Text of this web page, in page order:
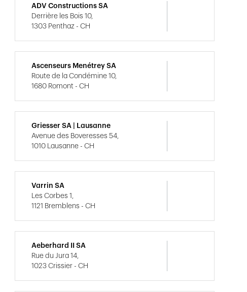
ADV Constructions SA
Derrière les Bois 10,
1303 Penthaz - CH
Ascenseurs Menétrey SA
Route de la Condémine 10,
1680 Romont - CH
Griesser SA | Lausanne
Avenue des Boveresses 54,
1010 Lausanne - CH
Varrin SA
Les Corbes 1,
1121 Bremblens - CH
Aeberhard II SA
Rue du Jura 14,
1023 Crissier - CH